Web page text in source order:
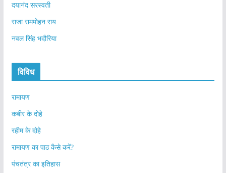
दयानंद सरस्वती
राजा राममोहन राय
नवल सिंह भदौरिया
विविध
रामायण
कबीर के दोहे
रहीम के दोहे
रामायण का पाठ कैसे करें?
पंचतंत्र का इतिहास